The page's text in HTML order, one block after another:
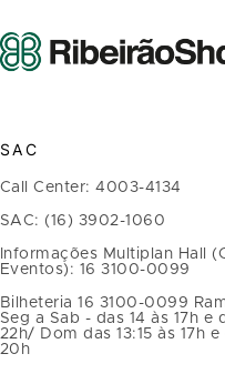
SAC
Call Center: 4003-4134
SAC: (16) 3902-1060
Informações Multiplan Hall
Eventos): 16 3100-0099
Bilheteria 16 3100-0099
Seg a Sab - das 14 às 17h e
22h/ Dom das 13:15 às 17h e
20h